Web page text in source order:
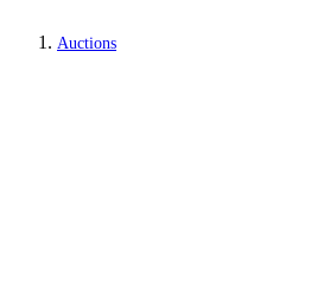
Auctions